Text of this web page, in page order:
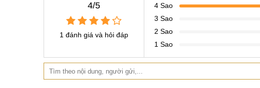
Những thắc mắc khách hàng quan tâm khi thay
: MobileCity có chi nhánh nào tại TPHCM không?
của mình tại Hà Nội và TPHCM. Chúng tôi xin cung cấp địa
Hệ thống sửa chữa điện thoại di độngMobileCity Care
4/5
1 đánh giá và hỏi đáp
4 Sao
3 Sao
2 Sao
1 Sao